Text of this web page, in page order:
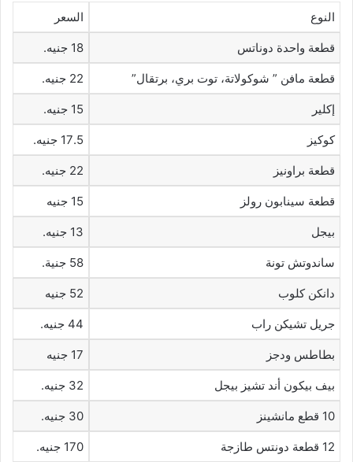
النوع السعر
قطعة واحدة دوناتس 18 جنيه.
قطعة مافن ” شوكولاتة، توت بري، برتقال” 22 جنيه.
إكلير 15 جنيه.
كوكيز 17.5 جنيه.
قطعة براونيز 22 جنيه.
قطعة سينابون رولز 15 جنيه
بيجل 13 جنيه.
ساندوتش تونة 58 جنية.
دانكن كلوب 52 جنيه
جريل تشيكن راب 44 جنيه.
بطاطس ودجز 17 جنيه
بيف بيكون أند تشيز بيجل 32 جنيه.
10 قطع مانشينز 30 جنيه.
12 قطعة دونتس طازجة 170 جنيه.